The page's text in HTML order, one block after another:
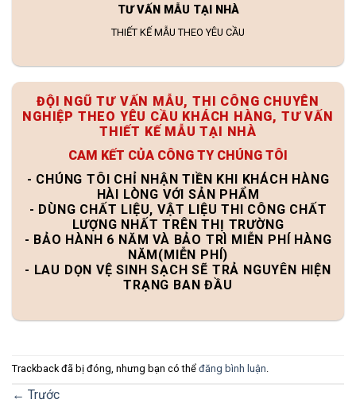
TƯ VẤN MẪU TẠI NHÀ
THIẾT KẾ MẪU THEO YÊU CẦU
ĐỘI NGŨ TƯ VẤN MẪU, THI CÔNG CHUYÊN
NGHIỆP THEO YÊU CẦU KHÁCH HÀNG, TƯ VẤN
THIẾT KẾ MẪU TẠI NHÀ
CAM KẾT CỦA CÔNG TY CHÚNG TÔI
- CHÚNG TÔI CHỈ NHẬN TIỀN KHI KHÁCH HÀNG
HÀI LÒNG VỚI SẢN PHẨM
- DÙNG CHẤT LIỆU, VẬT LIỆU THI CÔNG CHẤT
LƯỢNG NHẤT TRÊN THỊ TRƯỜNG
- BẢO HÀNH 6 NĂM VÀ BẢO TRÌ MIỄN PHÍ HÀNG
NĂM(MIỄN PHÍ)
- LAU DỌN VỆ SINH SẠCH SẼ TRẢ NGUYÊN HIỆN
TRẠNG BAN ĐẦU
Trackback đã bị đóng, nhưng bạn có thể đăng bình luận.
← Trước